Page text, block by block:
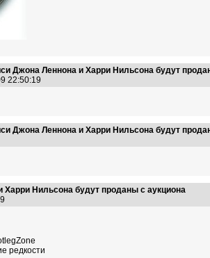
Джона Леннона и Харри Нильсона будут
22:50:19
Джона Леннона и Харри Нильсона будут
Нильсона будут проданы с аукциона
редкости